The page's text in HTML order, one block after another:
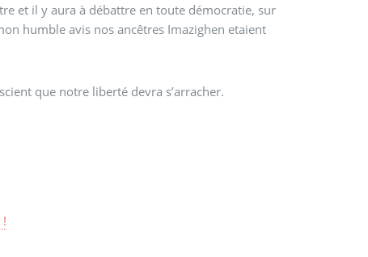
et il y aura à débattre en toute démocratie, sur
humble avis nos ancêtres Imazighen etaient
que notre liberté devra s’arracher.